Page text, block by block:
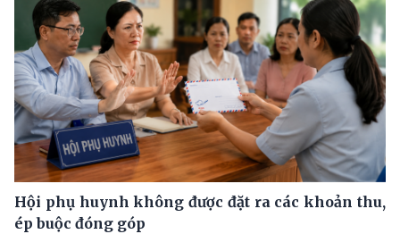
Hội phụ huynh không được đặt ra các khoản thu,
ép buộc đóng góp